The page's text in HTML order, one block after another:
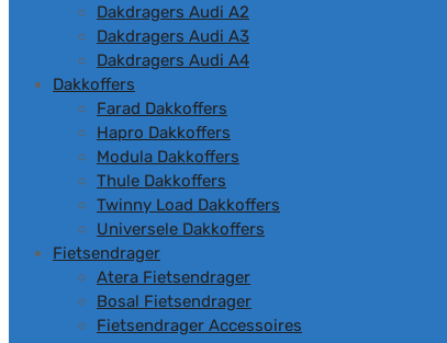
Dakdragers Audi A2
Dakdragers Audi A3
Dakdragers Audi A4
Dakkoffers
Farad Dakkoffers
Hapro Dakkoffers
Modula Dakkoffers
Thule Dakkoffers
Twinny Load Dakkoffers
Universele Dakkoffers
Fietsendrager
Atera Fietsendrager
Bosal Fietsendrager
Fietsendrager Accessoires